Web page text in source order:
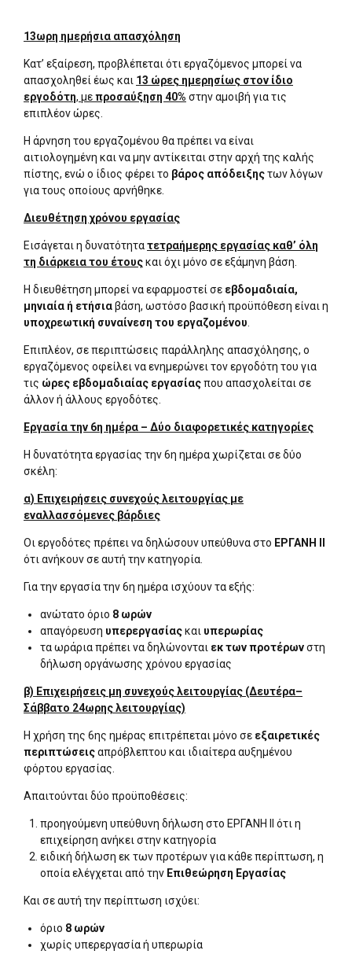
13ωρη ημερήσια απασχόληση
Κατ’ εξαίρεση, προβλέπεται ότι εργαζόμενος μπορεί να
απασχοληθεί έως και 13 ώρες ημερησίως στον ίδιο
εργοδότη, μεπροσαύξηση 40% στην αμοιβή για τις
επιπλέον ώρες.
Η άρνηση του εργαζομένου θα πρέπει να είναι
αιτιολογημένη και να μην αντίκειται στην αρχή της καλής
πίστης, ενώ ο ίδιος φέρει το βάρος απόδειξηςτων λόγων
για τους οποίους αρνήθηκε.
Διευθέτηση χρόνου εργασίας
Εισάγεται η δυνατότητατετραήμερης εργασίας καθ’ όλη
τη διάρκεια του έτουςκαι όχι μόνο σε εξάμηνη βάση.
Η διευθέτηση μπορεί να εφαρμοστεί σε εβδομαδιαία,
μηνιαία ή ετήσιαβάση, ωστόσο βασική προϋπόθεση είναι η
υποχρεωτική συναίνεση του εργαζομένου
Επιπλέον, σε περιπτώσεις παράλληλης απασχόλησης, ο
εργαζόμενος οφείλει να ενημερώνει τον εργοδότη του για
τις ώρες εβδομαδιαίας εργασίαςπου απασχολείται σε
άλλον ή άλλους εργοδότες.
Εργασία την 6η ημέρα – Δύο διαφορετικές κατηγορίες
Η δυνατότητα εργασίας την 6η ημέρα χωρίζεται σε δύο
σκέλη:
α) Επιχειρήσεις συνεχούς λειτουργίας με
εναλλασσόμενες βάρδιες
Οι εργοδότες πρέπει να δηλώσουν υπεύθυνα στο ΕΡΓΑΝΗ ΙΙ
ότι ανήκουν σε αυτή την κατηγορία.
Για την εργασία την 6η ημέρα ισχύουν τα εξής:
ανώτατο όριο 8 ωρών
απαγόρευση υπερεργασίαςκαι υπερωρίας
τα ωράρια πρέπει να δηλώνονται εκ των προτέρωνστη
δήλωση οργάνωσης χρόνου εργασίας
β) Επιχειρήσεις μη συνεχούς λειτουργίας (Δευτέρα–
Σάββατο 24ωρης λειτουργίας)
Η χρήση της 6ης ημέρας επιτρέπεται μόνο σε εξαιρετικές
περιπτώσειςαπρόβλεπτου και ιδιαίτερα αυξημένου
φόρτου εργασίας.
Απαιτούνται δύο προϋποθέσεις:
προηγούμενη υπεύθυνη δήλωση στο ΕΡΓΑΝΗ ΙΙ ότι η
επιχείρηση ανήκει στην κατηγορία
ειδική δήλωση εκ των προτέρων για κάθε περίπτωση, η
οποία ελέγχεται από την Επιθεώρηση Εργασίας
Και σε αυτή την περίπτωση ισχύει:
όριο 8 ωρών
χωρίς υπερεργασία ή υπερωρία